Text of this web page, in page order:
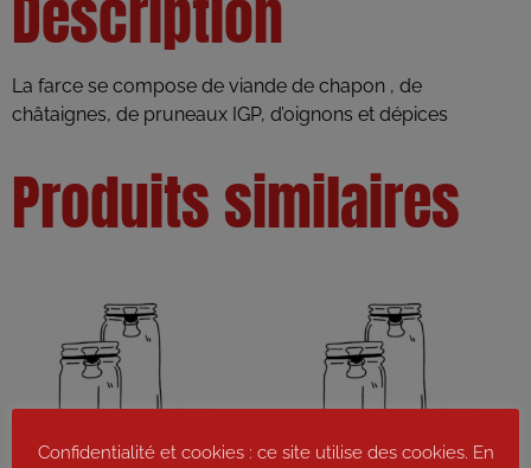
La farce se compose de viande de chapon , de
châtaignes, de pruneaux IGP, d’oignons et dépices
Produits similaires
Confidentialité et cookies : ce site utilise des cookies. En